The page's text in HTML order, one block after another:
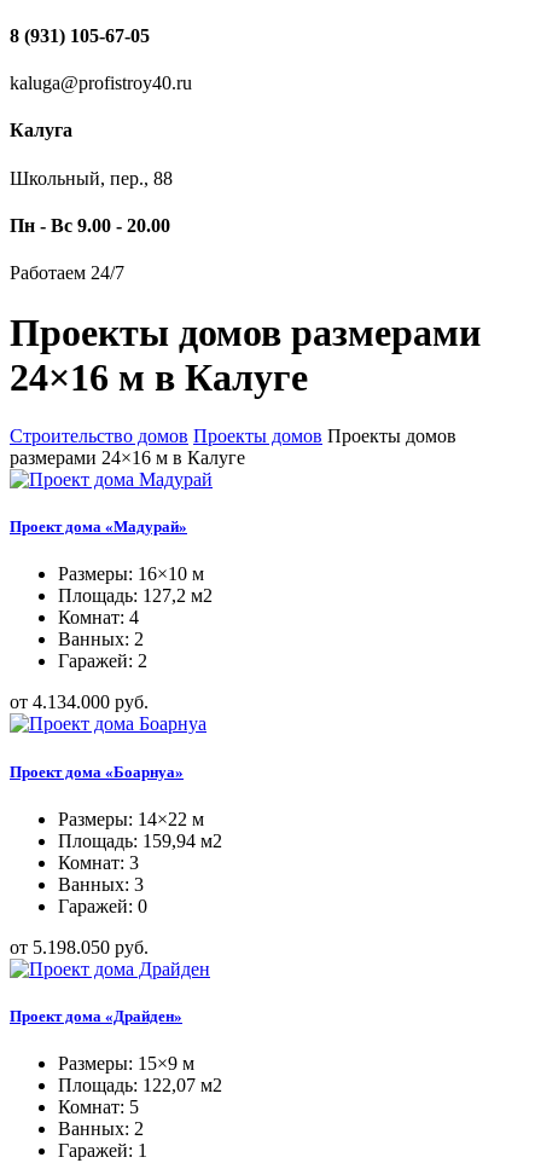
8 (931) 105-67-05
kaluga@profistroy40.ru
Калуга
Школьный, пер., 88
Пн - Вс 9.00 - 20.00
Работаем 24/7
Проекты домов размерами
24×16 м в Калуге
Строительство домов Проекты домов Проекты домов
размерами 24×16 м в Калуге
Проект дома «Мадурай»
Размеры: 16×10 м
Площадь: 127,2 м2
Комнат: 4
Ванных: 2
Гаражей: 2
от 4.134.000 руб.
Проект дома «Боарнуа»
Размеры: 14×22 м
Площадь: 159,94 м2
Комнат: 3
Ванных: 3
Гаражей: 0
от 5.198.050 руб.
Проект дома «Драйден»
Размеры: 15×9 м
Площадь: 122,07 м2
Комнат: 5
Ванных: 2
Гаражей: 1